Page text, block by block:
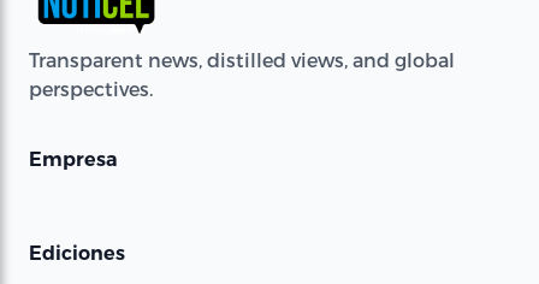
Transparent news, distilled views, and global
perspectives.
Empresa
Ediciones